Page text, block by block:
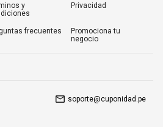
y
Privacidad
frecuentes
Promociona tu
negocio
soporte@cuponidad.pe